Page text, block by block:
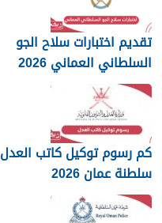
تقديم اختبارات سلاح الجو
السلطاني العماني 2026
كم رسوم توكيل كاتب العدل
سلطنة عمان 2026